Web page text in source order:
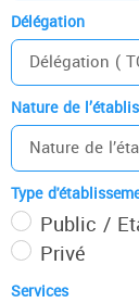
Délégation
Nature de
Type
Public /
Privé
Services